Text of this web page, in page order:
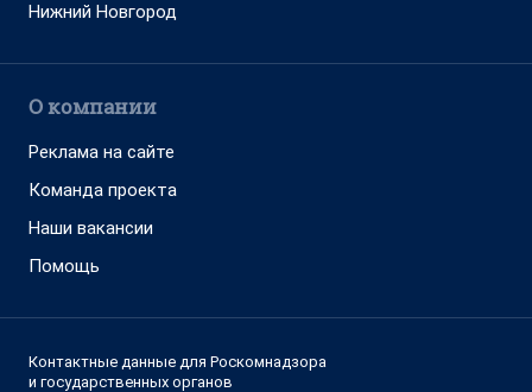
Нижний Новгород
О компании
Реклама на сайте
Команда проекта
Наши вакансии
Помощь
Контактные данные для Роскомнадзора
и государственных органов